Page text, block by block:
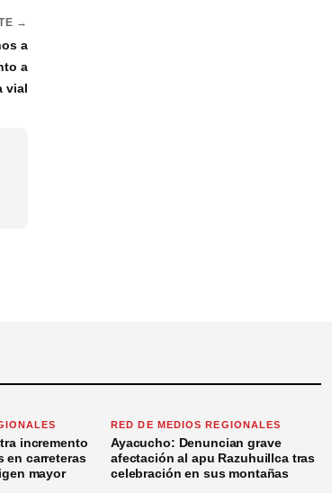
→
a
a
vial
incremento
en carreteras
mayor
RED DE MEDIOS REGIONALES
Ayacucho: Denuncian grave
afectación al apu Razuhuillca tras
celebración en sus montañas